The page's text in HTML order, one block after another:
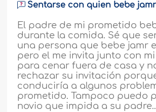
Sentarse con quien bebe jamr
El padre de mi prometido
durante la comida. Sé que
una persona que bebe jamr
pero el me invita junto con
para cenar fuera de casa y
rechazar su invitación
conduciría a algunos
prometido. Tampoco puedo
novio que impida a su padre..